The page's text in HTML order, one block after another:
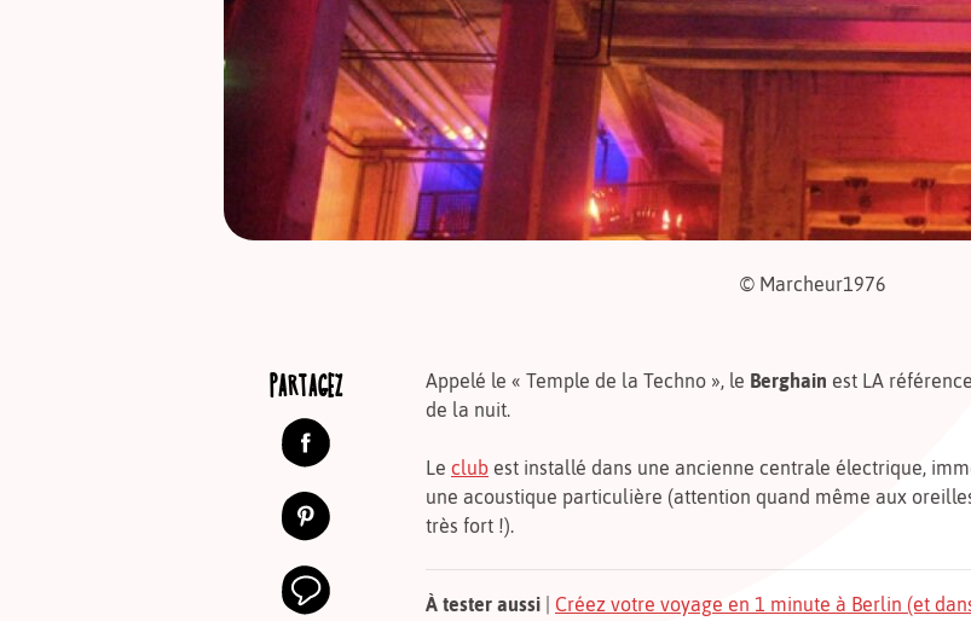
© Marcheur1976
PARTAGEZ Appelé le « Temple de la Techno », le Berghain est LA
de la nuit.
Le club est installé dans une ancienne centrale électrique,
une acoustique particulière (attention quand même aux
très fort !).
À tester aussi
Créez votre voyage en 1 minute à Berlin (et